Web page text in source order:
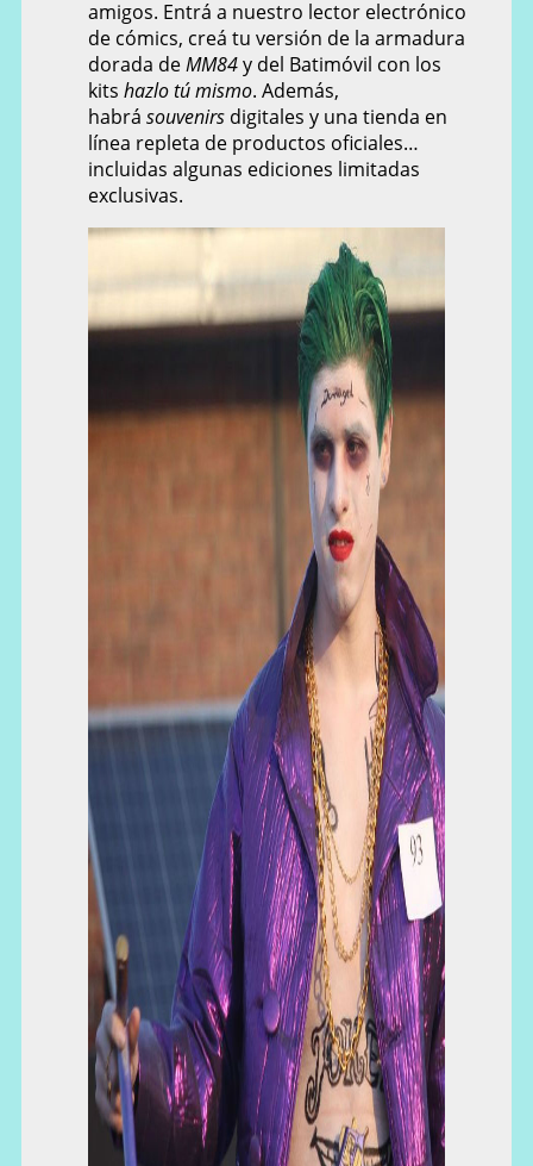
amigos. Entrá a nuestro lector electrónico
de cómics, creá tu versión de la armadura
dorada deMM84y del Batimóvil con los
kitshazlo tú mismo. Además,
habrásouvenirs digitales y una tienda en
línea repleta de productos oficiales…
incluidas algunas ediciones limitadas
exclusivas.